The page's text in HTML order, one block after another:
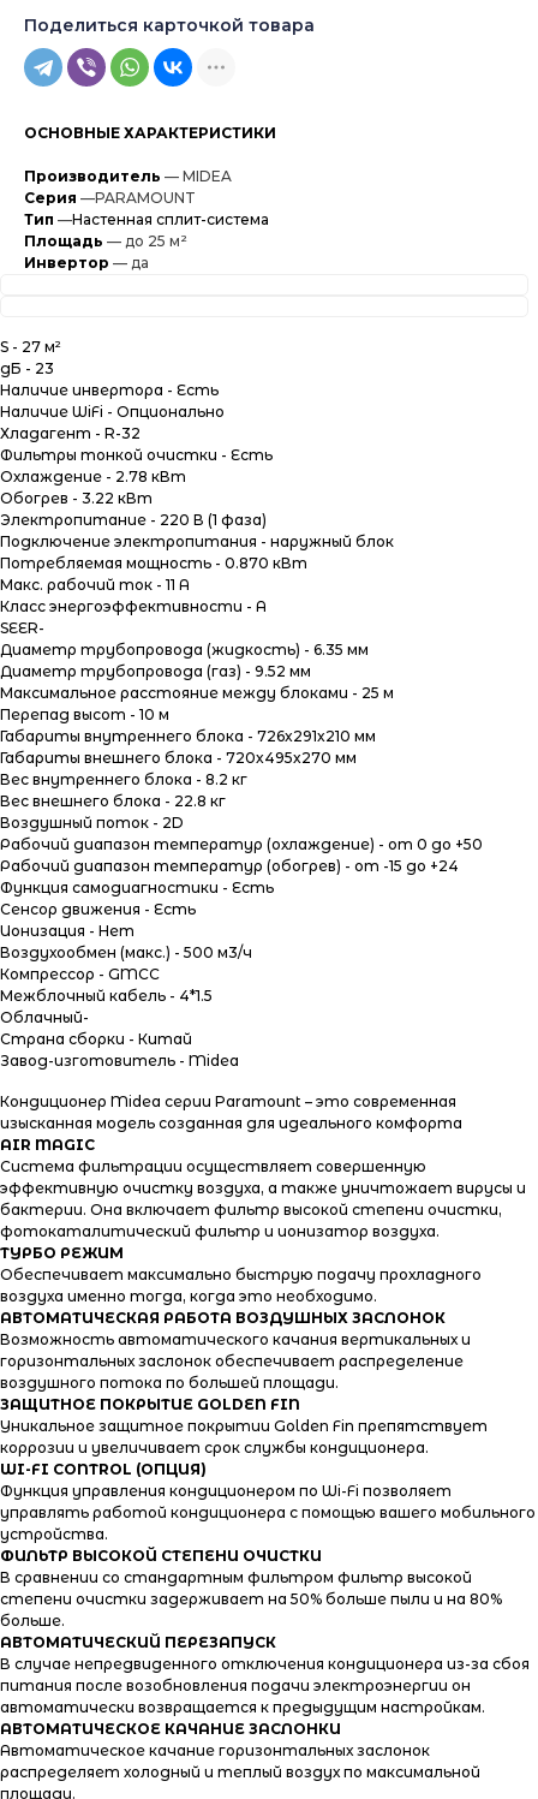
Поделиться карточкой товара
ОСНОВНЫЕ ХАРАКТЕРИСТИКИ
Производитель — MIDEA
Серия —PARAMOUNT
Тип —Настенная сплит-система
Площадь — до 25 м²
Инвертор — да
S - 27 м²
дБ - 23
Наличие инвертора - Есть
Наличие WiFi - Опционально
Хладагент - R-32
Фильтры тонкой очистки - Есть
Охлаждение - 2.78 кВт
Обогрев - 3.22 кВт
Электропитание - 220 В (1 фаза)
Подключение электропитания - наружный блок
Потребляемая мощность - 0.870 кВт
Макс. рабочий ток - 11 А
Класс энергоэффективности - A
SEER-
Диаметр трубопровода (жидкость) - 6.35 мм
Диаметр трубопровода (газ) - 9.52 мм
Максимальное расстояние между блоками - 25 м
Перепад высот - 10 м
Габариты внутреннего блока - 726x291x210 мм
Габариты внешнего блока - 720x495x270 мм
Вес внутреннего блока - 8.2 кг
Вес внешнего блока - 22.8 кг
Воздушный поток - 2D
Рабочий диапазон температур (охлаждение) - от 0 до +50
Рабочий диапазон температур (обогрев) - от -15 до +24
Функция самодиагностики - Есть
Сенсор движения - Есть
Ионизация - Нет
Воздухообмен (макс.) - 500 м3/ч
Компрессор - GMCC
Межблочный кабель - 4*1.5
Облачный-
Страна сборки - Китай
Завод-изготовитель - Midea
Кондиционер Midea серии Paramount – это современная
изысканная модель созданная для идеального комфорта
AIR MAGIC
Система фильтрации осуществляет совершенную
эффективную очистку воздуха, а также уничтожает вирусы и
бактерии. Она включает фильтр высокой степени очистки,
фотокаталитический фильтр и ионизатор воздуха.
ТУРБО РЕЖИМ
Обеспечивает максимально быструю подачу прохладного
воздуха именно тогда, когда это необходимо.
АВТОМАТИЧЕСКАЯ РАБОТА ВОЗДУШНЫХ ЗАСЛОНОК
Возможность автоматического качания вертикальных и
горизонтальных заслонок обеспечивает распределение
воздушного потока по большей площади.
ЗАЩИТНОЕ ПОКРЫТИЕ GOLDEN FIN
Уникальное защитное покрытии Golden Fin препятствует
коррозии и увеличивает срок службы кондиционера.
WI-FI CONTROL (ОПЦИЯ)
Функция управления кондиционером по Wi-Fi позволяет
управлять работой кондиционера с помощью вашего мобильного
устройства.
ФИЛЬТР ВЫСОКОЙ СТЕПЕНИ ОЧИСТКИ
В сравнении со стандартным фильтром фильтр высокой
степени очистки задерживает на 50% больше пыли и на 80%
больше.
АВТОМАТИЧЕСКИЙ ПЕРЕЗАПУСК
В случае непредвиденного отключения кондиционера из-за сбоя
питания после возобновления подачи электроэнергии он
автоматически возвращается к предыдущим настройкам.
АВТОМАТИЧЕСКОЕ КАЧАНИЕ ЗАСЛОНКИ
Автоматическое качание горизонтальных заслонок
распределяет холодный и теплый воздух по максимальной
площади.